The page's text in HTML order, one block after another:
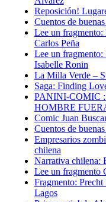
Reposición!
Cuentos de
Lee un fragmento:
Carlos Peña
Lee un fragmento:
Isabelle Ronin
La Milla Verde –
Saga: Finding
PANINI-COMIC
HOMBRE
Comic Juan
Cuentos de
Empresarios
chilena
Narrativa chilena:
Lee un fragmento
Fragmento:
Lagos